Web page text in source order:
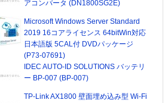
アコンバータ (DN1800SG2E)
Microsoft Windows Server Standard
2019 16コアライセンス 64bitWin対応
日本語版 5CAL付 DVDパッケージ
(P73-07691)
IDEC AUTO-ID SOLUTIONS バッテリ
ー BP-007 (BP-007)
TP-Link AX1800 壁面埋め込み型 Wi-Fi